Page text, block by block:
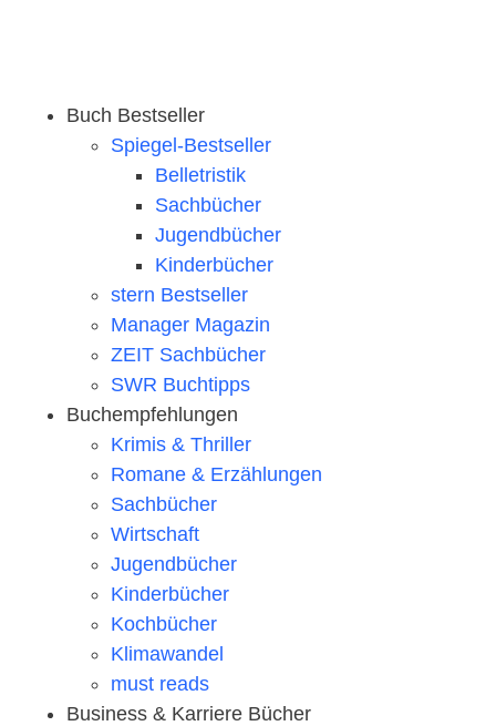
Buch Bestseller
Spiegel-Bestseller
Belletristik
Sachbücher
Jugendbücher
Kinderbücher
stern Bestseller
Manager Magazin
ZEIT Sachbücher
SWR Buchtipps
Buchempfehlungen
Krimis & Thriller
Romane & Erzählungen
Sachbücher
Wirtschaft
Jugendbücher
Kinderbücher
Kochbücher
Klimawandel
must reads
Business & Karriere Bücher